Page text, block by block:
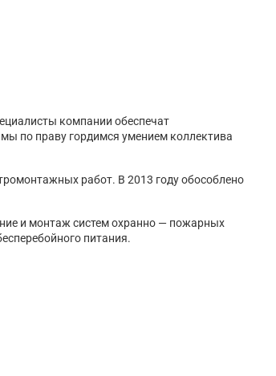
компании обеспечат
по праву гордимся умением коллектива
работ. В 2013 году обособлено
и монтаж систем охранно — пожарных
питания.